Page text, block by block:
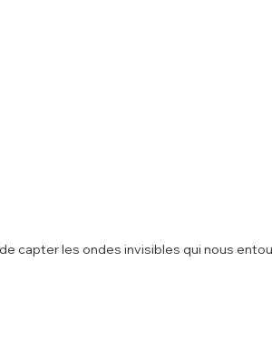
capter les ondes invisibles qui nous